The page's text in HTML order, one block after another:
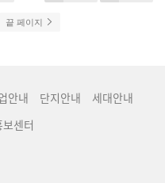
끝 페이지
안내 단지안내
세대안내
보센터